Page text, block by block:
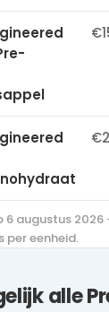
6 augustus
per eenheid.
alle